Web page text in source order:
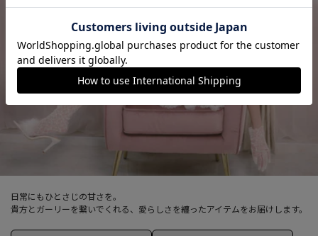
日常にもひとさじの甘さを。
貴方とガーリーを繋いでくれる、愛らしさを纏ったアイテムをお届けします。